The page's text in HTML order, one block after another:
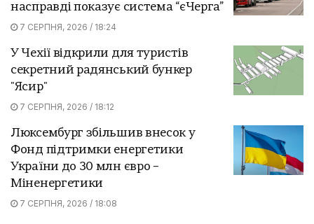
насправді показує система “єЧерга”
7 СЕРПНЯ, 2026 / 18:24
У Чехії відкрили для туристів
секретний радянський бункер
"Ясир"
7 СЕРПНЯ, 2026 / 18:12
Люксембург збільшив внесок у
Фонд підтримки енергетики
України до 30 млн євро –
Міненергетики
7 СЕРПНЯ, 2026 / 18:08